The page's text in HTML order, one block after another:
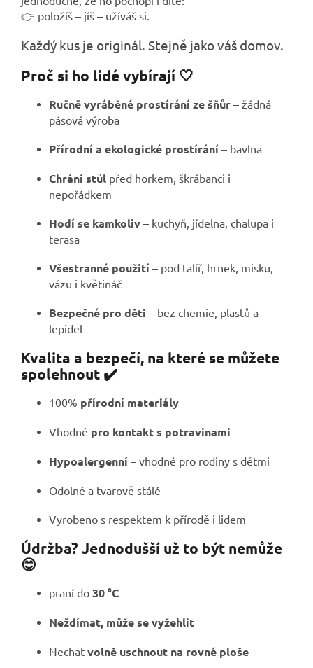
👉 položíš – jíš – užíváš si.
Každý kus je originál. Stejně jako váš domov.
Proč si ho lidé vybírají 🤍
Ručně vyráběné prostírání ze šňůr – žádná
pásová výroba
Přírodní a ekologické prostírání – bavlna
Chrání stůl před horkem, škrábanci i
nepořádkem
Hodí se kamkoliv – kuchyň, jídelna, chalupa i
terasa
Všestranné použití – pod talíř, hrnek, misku,
vázu i květináč
Bezpečné pro děti – bez chemie, plastů a
lepidel
Kvalita a bezpečí, na které se můžete
spolehnout ✔️
100% přírodní materiály
Vhodné pro kontakt s potravinami
Hypoalergenní – vhodné pro rodiny s dětmi
Odolné a tvarově stálé
Vyrobeno s respektem k přírodě i lidem
Údržba? Jednodušší už to být nemůže
😊
praní do 30 °C
Neždímat, může se vyžehlit
Nechat volně uschnout na rovné ploše